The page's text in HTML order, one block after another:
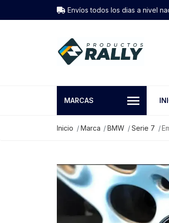
Envíos todos los dias a nivel
MARCAS
Inicio Marca BMW Serie 7